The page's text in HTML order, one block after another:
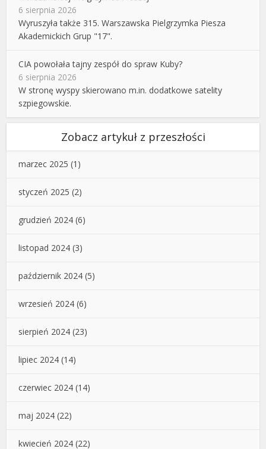
6 sierpnia 2026
Wyruszyła także 315. Warszawska Pielgrzymka Piesza
Akademickich Grup "17".
CIA powołała tajny zespół do spraw Kuby?
6 sierpnia 2026
W stronę wyspy skierowano m.in. dodatkowe satelity
szpiegowskie.
Zobacz artykuł z przeszłości
marzec 2025 (1)
styczeń 2025 (2)
grudzień 2024 (6)
listopad 2024 (3)
październik 2024 (5)
wrzesień 2024 (6)
sierpień 2024 (23)
lipiec 2024 (14)
czerwiec 2024 (14)
maj 2024 (22)
kwiecień 2024 (22)